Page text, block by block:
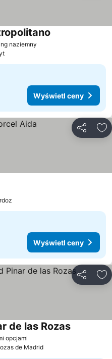
naziemny
Wyświetl ceny
Wyświetl ceny
opcjami
de las RozasWyświetl
de Madrid